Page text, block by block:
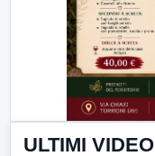
ULTIMI VIDEO